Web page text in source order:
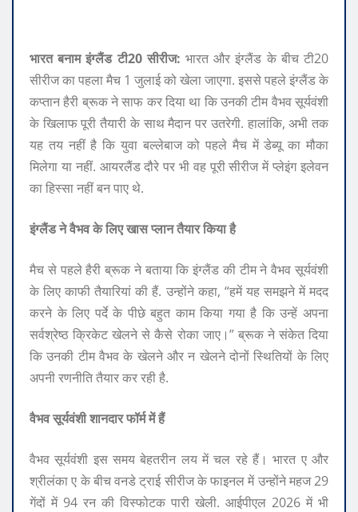
भारत बनाम इंग्लैंड टी20 सीरीज: भारत और इंग्लैंड के बीच टी20
सीरीज का पहला मैच 1 जुलाई को खेला जाएगा. इससे पहले इंग्लैंड के
कप्तान हैरी ब्रूक ने साफ कर दिया था कि उनकी टीम वैभव सूर्यवंशी
के खिलाफ पूरी तैयारी के साथ मैदान पर उतरेगी. हालांकि, अभी तक
यह तय नहीं है कि युवा बल्लेबाज को पहले मैच में डेब्यू का मौका
मिलेगा या नहीं. आयरलैंड दौरे पर भी वह पूरी सीरीज में प्लेइंग इलेवन
का हिस्सा नहीं बन पाए थे.
इंग्लैंड ने वैभव के लिए खास प्लान तैयार किया है
मैच से पहले हैरी ब्रूक ने बताया कि इंग्लैंड की टीम ने वैभव सूर्यवंशी
के लिए काफी तैयारियां की हैं. उन्होंने कहा, “हमें यह समझने में मदद
करने के लिए पर्दे के पीछे बहुत काम किया गया है कि उन्हें अपना
सर्वश्रेष्ठ क्रिकेट खेलने से कैसे रोका जाए।” ब्रूक ने संकेत दिया
कि उनकी टीम वैभव के खेलने और न खेलने दोनों स्थितियों के लिए
अपनी रणनीति तैयार कर रही है.
वैभव सूर्यवंशी शानदार फॉर्म में हैं
वैभव सूर्यवंशी इस समय बेहतरीन लय में चल रहे हैं। भारत ए और
श्रीलंका ए के बीच वनडे ट्राई सीरीज के फाइनल में उन्होंने महज 29
गेंदों में 94 रन की विस्फोटक पारी खेली. आईपीएल 2026 में भी